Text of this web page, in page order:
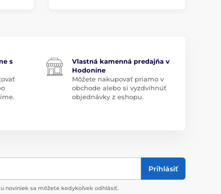
s
Vlastná kamenná predajňa v
Hodoníne
Môžete nakupovať priamo v
obchode alebo si vyzdvihnúť
objednávky z eshopu.
Prihlásiť
noviniek sa môžete kedykoľvek odhlásiť.